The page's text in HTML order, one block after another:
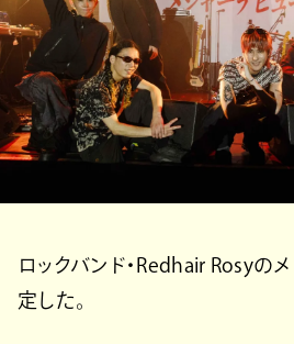
ロックバンド・Redhair Rosyの
定した。